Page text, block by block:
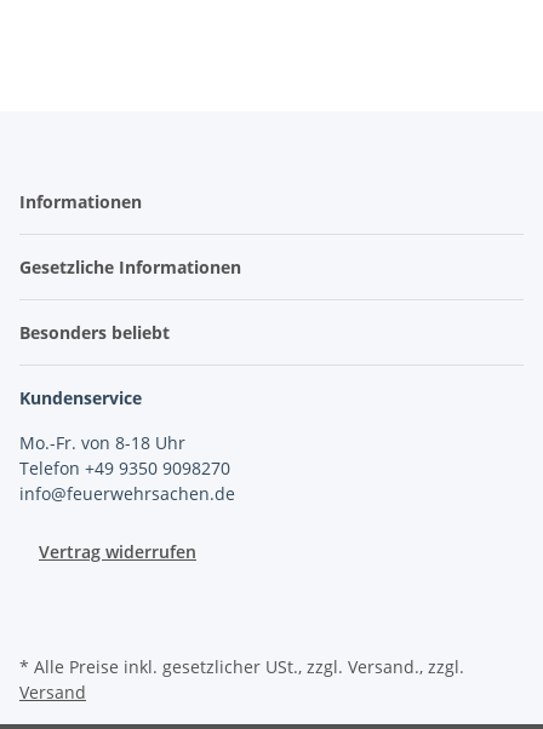
Informationen
Gesetzliche Informationen
Besonders beliebt
Kundenservice
Mo.-Fr. von 8-18 Uhr
Telefon +49 9350 9098270
info@feuerwehrsachen.de
Vertrag widerrufen
* Alle Preise inkl. gesetzlicher USt., zzgl. Versand., zzgl.
Versand